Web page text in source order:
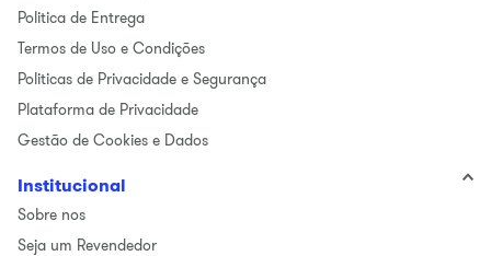
Politica de Entrega
Termos de Uso e Condições
Politicas de Privacidade e Segurança
Plataforma de Privacidade
Gestão de Cookies e Dados
Institucional
Sobre nos
Seja um Revendedor